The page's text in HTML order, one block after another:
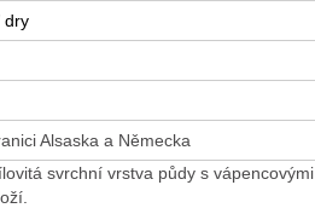
dry
Alsaska a Německa
svrchní vrstva půdy s vápencovými